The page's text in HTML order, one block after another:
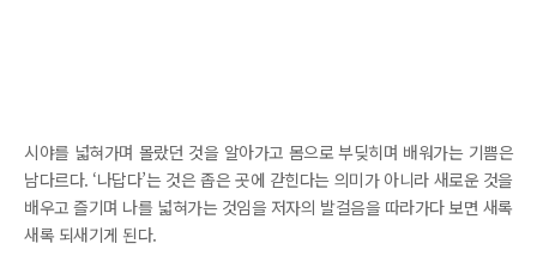
시야를 넓혀가며 몰랐던 것을 알아가고 몸으로 부딪히며 배워가는 기쁨은
남다르다. ‘나답다’는 것은 좁은 곳에 갇힌다는 의미가 아니라 새로운 것을
배우고 즐기며 나를 넓혀가는 것임을 저자의 발걸음을 따라가다 보면 새록
새록 되새기게 된다.